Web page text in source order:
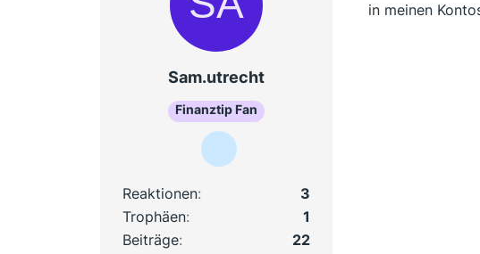
Sam.utrecht
Finanztip Fan
Reaktionen
3
Trophäen
1
Beiträge
22
in meinen